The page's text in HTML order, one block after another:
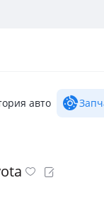
авто